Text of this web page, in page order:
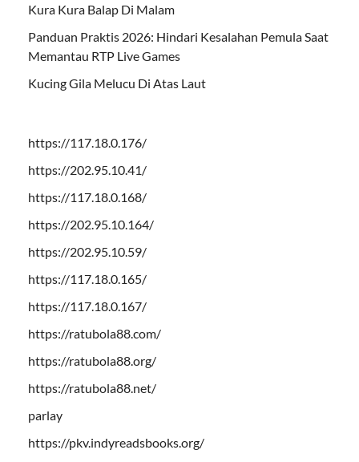
Kura Kura Balap Di Malam
Panduan Praktis 2026: Hindari Kesalahan Pemula Saat
Memantau RTP Live Games
Kucing Gila Melucu Di Atas Laut
https://117.18.0.176/
https://202.95.10.41/
https://117.18.0.168/
https://202.95.10.164/
https://202.95.10.59/
https://117.18.0.165/
https://117.18.0.167/
https://ratubola88.com/
https://ratubola88.org/
https://ratubola88.net/
parlay
https://pkv.indyreadsbooks.org/